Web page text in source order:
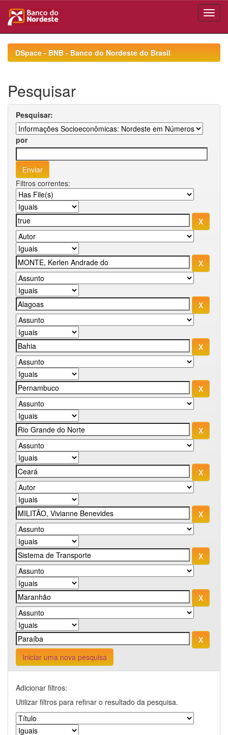
navigationDSpace - BNB - Banco do Nordeste do Brasil
Pesquisar
Pesquisar:
por
Filtros correntes:
Iniciar uma nova pesquisa
Adicionar filtros:
Utilizar filtros para refinar o resultado da pesquisa.